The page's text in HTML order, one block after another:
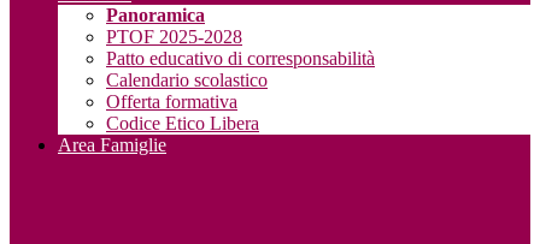
Panoramica
PTOF 2025-2028
Patto educativo di corresponsabilità
Calendario scolastico
Offerta formativa
Codice Etico Libera
Area Famiglie